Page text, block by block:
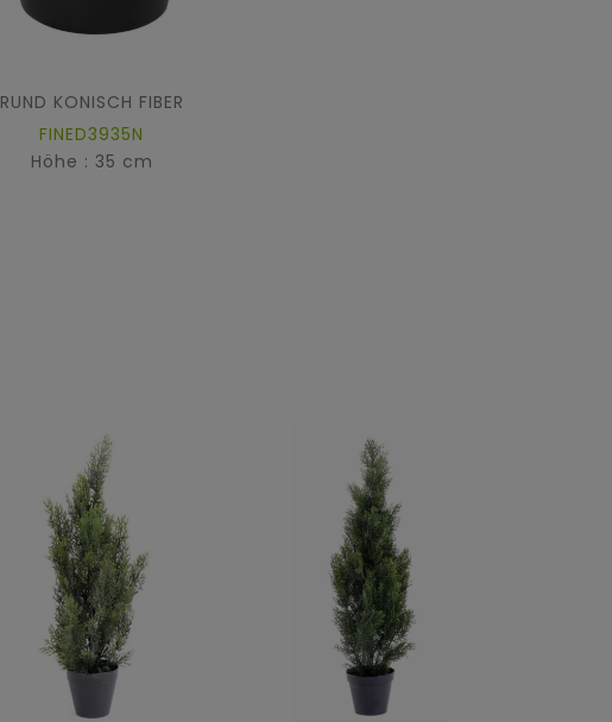
RUND KONISCH FIBER
FINED3935N
Höhe : 35 cm